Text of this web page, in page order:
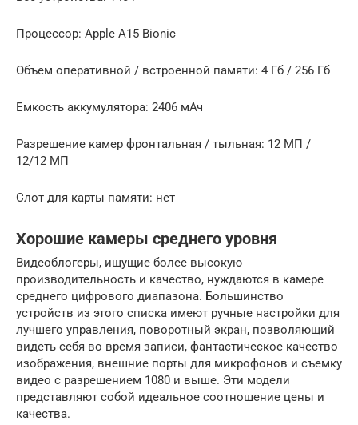
Процессор: Apple A15 Bionic
Объем оперативной / встроенной памяти: 4 Гб / 256 Гб
Емкость аккумулятора: 2406 мАч
Разрешение камер фронтальная / тыльная: 12 МП /
12/12 МП
Слот для карты памяти: нет
Хорошие камеры среднего уровня
Видеоблогеры, ищущие более высокую
производительность и качество, нуждаются в камере
среднего цифрового диапазона. Большинство
устройств из этого списка имеют ручные настройки для
лучшего управления, поворотный экран, позволяющий
видеть себя во время записи, фантастическое качество
изображения, внешние порты для микрофонов и съемку
видео с разрешением 1080 и выше. Эти модели
представляют собой идеальное соотношение цены и
качества.